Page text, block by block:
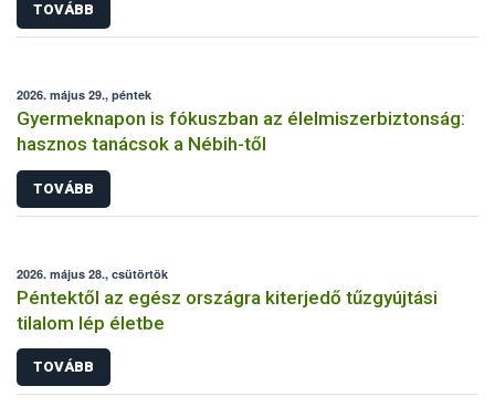
TOVÁBB
2026. május 29., péntek
Gyermeknapon is fókuszban az élelmiszerbiztonság:
hasznos tanácsok a Nébih-től
TOVÁBB
2026. május 28., csütörtök
Péntektől az egész országra kiterjedő tűzgyújtási
tilalom lép életbe
TOVÁBB